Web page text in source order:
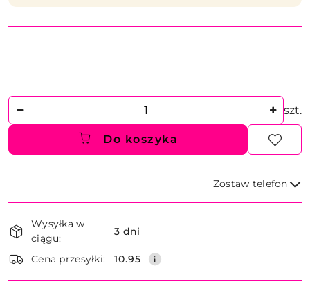
Ilość szt.
Do koszyka
Zostaw telefon
i
dostawa
Wysyłka w
ciągu:
3 dni
Cena przesyłki: 10.95